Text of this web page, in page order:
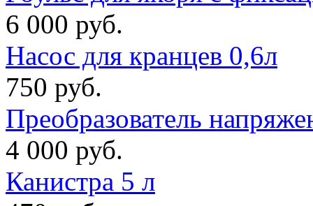
6 000 руб.
Насос для кранцев 0,6л
750 руб.
Преобразователь
4 000 руб.
Канистра 5 л